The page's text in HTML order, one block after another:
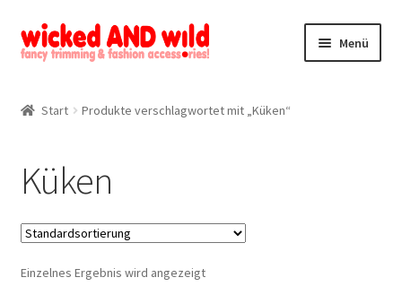
Zur
Navigation
Zum
Inhalt
Menü
Mein Konto
Kontakt
Start Produkte verschlagwortet mit „Küken“
Küken
Einzelnes Ergebnis wird angezeigt